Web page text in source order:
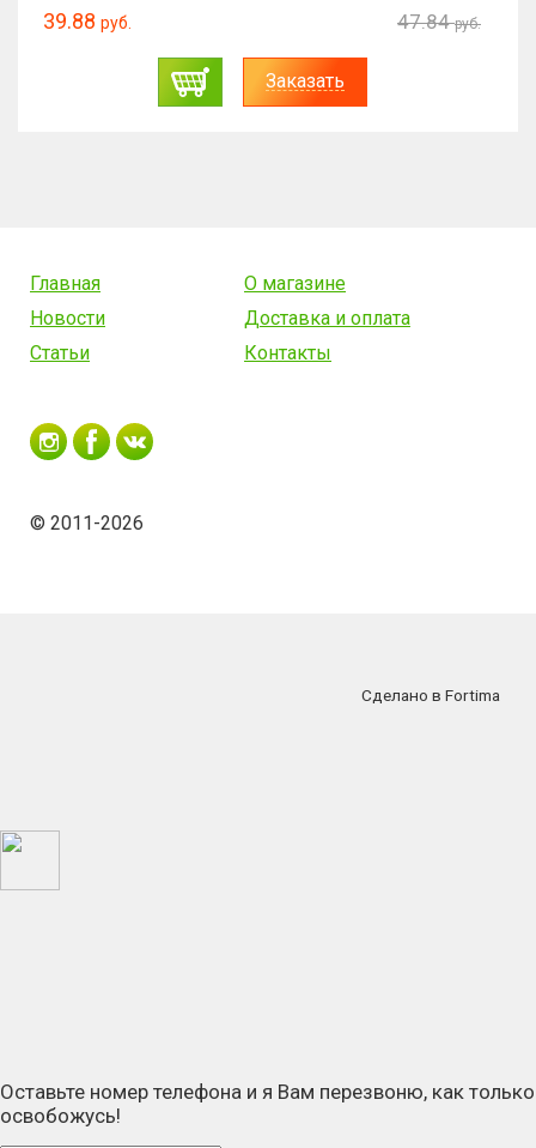
39.88 руб. 47.84 руб.
Заказать
Главная
О магазине
Новости
Доставка и оплата
Статьи
Контакты
© 2011-2026
Сделано в Fortima
Оставьте номер телефона и я Вам перезвоню, как только
освобожусь!